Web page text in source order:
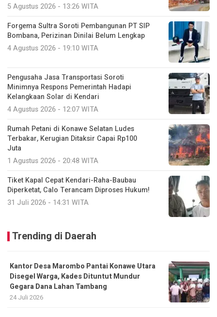
5 Agustus 2026 - 13:26 WITA
Forgema Sultra Soroti Pembangunan PT SIP
Bombana, Perizinan Dinilai Belum Lengkap
4 Agustus 2026 - 19:10 WITA
Pengusaha Jasa Transportasi Soroti
Minimnya Respons Pemerintah Hadapi
Kelangkaan Solar di Kendari
4 Agustus 2026 - 12:07 WITA
Rumah Petani di Konawe Selatan Ludes
Terbakar, Kerugian Ditaksir Capai Rp100
Juta
1 Agustus 2026 - 20:48 WITA
Tiket Kapal Cepat Kendari-Raha-Baubau
Diperketat, Calo Terancam Diproses Hukum!
31 Juli 2026 - 14:31 WITA
Trending di Daerah
Kantor Desa Marombo Pantai Konawe Utara
Disegel Warga, Kades Dituntut Mundur
Gegara Dana Lahan Tambang
24 Juli 2026